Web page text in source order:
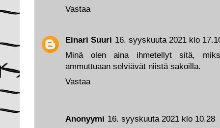
Anonyymi 16. syyskuuta 2021 klo 10.28
Einari Suuri 16. syyskuuta 2021 klo
Minä olen aina ihmetellyt sitä,
ammuttuaan selviävät niistä sakoilla.
Vastaa
Vastaa